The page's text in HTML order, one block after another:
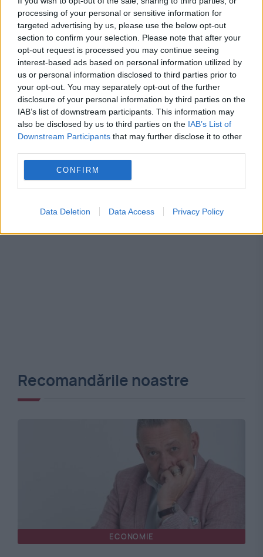
processing of your personal or sensitive information for
targeted advertising by us, please use the below opt-out
section to confirm your selection. Please note that after your
opt-out request is processed you may continue seeing
interest-based ads based on personal information utilized by
us or personal information disclosed to third parties prior to
your opt-out. You may separately opt-out of the further
disclosure of your personal information by third parties on the
IAB’s list of downstream participants. This information may
also be disclosed by us to third parties on the IAB’s List of
Downstream Participants that may further disclose it to other
CONFIRM
Data Deletion Data Access Privacy Policy
Cât contribuie România la economia
Uniunii Europene. Eurostat a publicat un
nou clasament pentru 2025
asigurari asigurați cass
Recomandările noastre
ECONOMIE